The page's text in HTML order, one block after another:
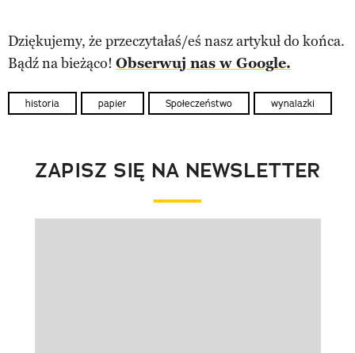
Dziękujemy, że przeczytałaś/eś nasz artykuł do końca.
Bądź na bieżąco! Obserwuj nas w Google.
historia papier Społeczeństwo wynalazki
ZAPISZ SIĘ NA NEWSLETTER